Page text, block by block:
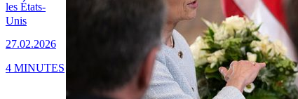
les États-
Unis
27.02.2026
4 MINUTES